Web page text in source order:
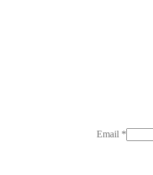
Email *